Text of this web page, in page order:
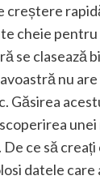
creștere
cheie
se clasează
nu
Găsirea
unei
ce să
datele care